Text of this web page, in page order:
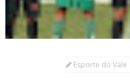
Esporte do Vale